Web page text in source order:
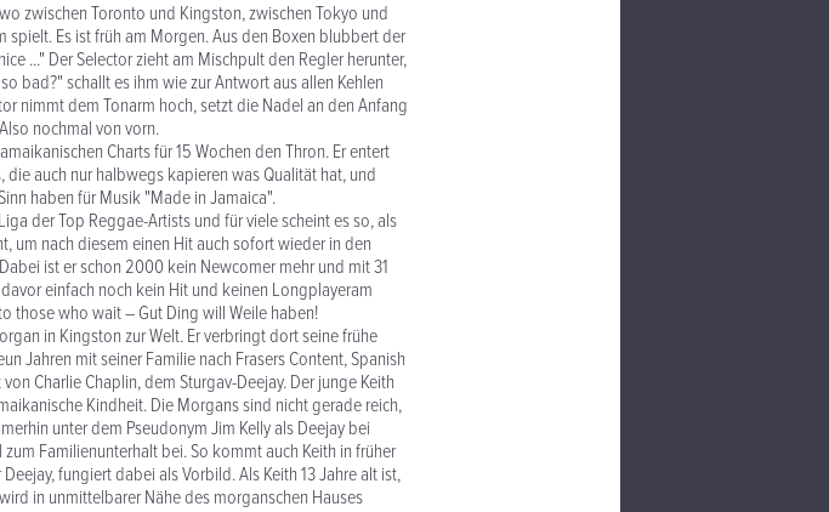
zwischen Toronto und Kingston, zwischen Tokyo und
spielt. Es ist früh am Morgen. Aus den Boxen blubbert der
..." Der Selector zieht am Mischpult den Regler herunter,
bad?" schallt es ihm wie zur Antwort aus allen Kehlen
nimmt dem Tonarm hoch, setzt die Nadel an den Anfang
nochmal von vorn.
Charts für 15 Wochen den Thron. Er entert
auch nur halbwegs kapieren was Qualität hat, und
haben für Musik "Made in Jamaica".
der Top Reggae-Artists und für viele scheint es so, als
um nach diesem einen Hit auch sofort wieder in den
ist er schon 2000 kein Newcomer mehr und mit 31
einfach noch kein Hit und keinen Longplayeram
those who wait – Gut Ding will Weile haben!
in Kingston zur Welt. Er verbringt dort seine frühe
Jahren mit seiner Familie nach Frasers Content, Spanish
Charlie Chaplin, dem Sturgav-Deejay. Der junge Keith
Kindheit. Die Morgans sind nicht gerade reich,
unter dem Pseudonym Jim Kelly als Deejay bei
Familienunterhalt bei. So kommt auch Keith in früher
fungiert dabei als Vorbild. Als Keith 13 Jahre alt ist,
in unmittelbarer Nähe des morganschen Hauses